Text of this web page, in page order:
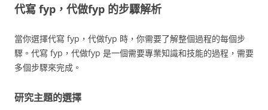
代寫 fyp，代做fyp 的步驟解析
當你選擇代寫 fyp，代做fyp 時，你需要了解整個過程的每個步
驟。代寫 fyp，代做fyp 是一個需要專業知識和技能的過程，需要
多個步驟來完成。
研究主題的選擇